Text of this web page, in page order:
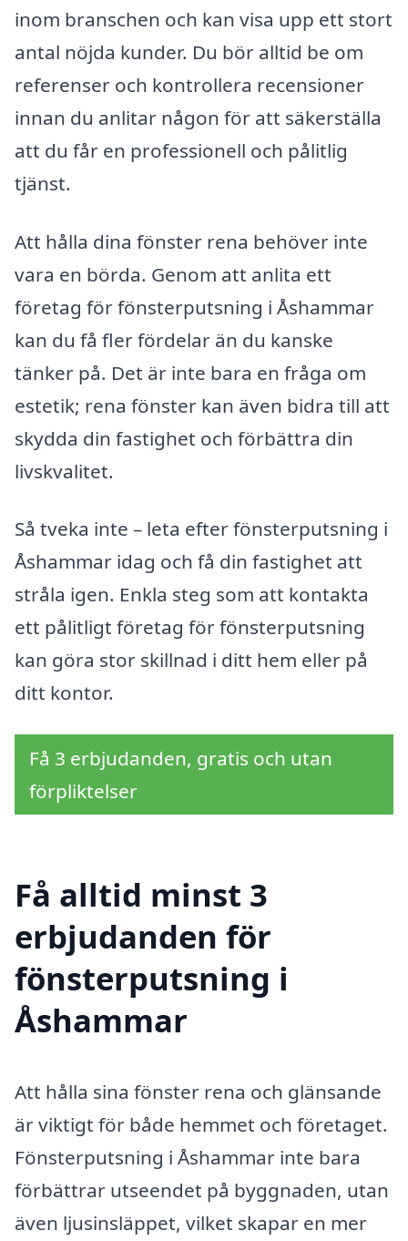
inom branschen och kan visa upp ett stort
antal nöjda kunder. Du bör alltid be om
referenser och kontrollera recensioner
innan du anlitar någon för att säkerställa
att du får en professionell och pålitlig
tjänst.
Att hålla dina fönster rena behöver inte
vara en börda. Genom att anlita ett
företag för fönsterputsning i Åshammar
kan du få fler fördelar än du kanske
tänker på. Det är inte bara en fråga om
estetik; rena fönster kan även bidra till att
skydda din fastighet och förbättra din
livskvalitet.
Så tveka inte – leta efter fönsterputsning i
Åshammar idag och få din fastighet att
stråla igen. Enkla steg som att kontakta
ett pålitligt företag för fönsterputsning
kan göra stor skillnad i ditt hem eller på
ditt kontor.
Få 3 erbjudanden, gratis och utan
förpliktelser
Få alltid minst 3
erbjudanden för
fönsterputsning i
Åshammar
Att hålla sina fönster rena och glänsande
är viktigt för både hemmet och företaget.
Fönsterputsning i Åshammar inte bara
förbättrar utseendet på byggnaden, utan
även ljusinsläppet, vilket skapar en mer